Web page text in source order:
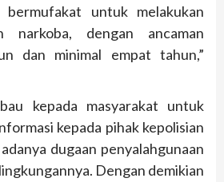
bermufakat untuk melakukan
narkoba, dengan ancaman
dan minimal empat tahun,”
kepada masyarakat untuk
kepada pihak kepolisian
dugaan penyalahgunaan
Dengan demikian